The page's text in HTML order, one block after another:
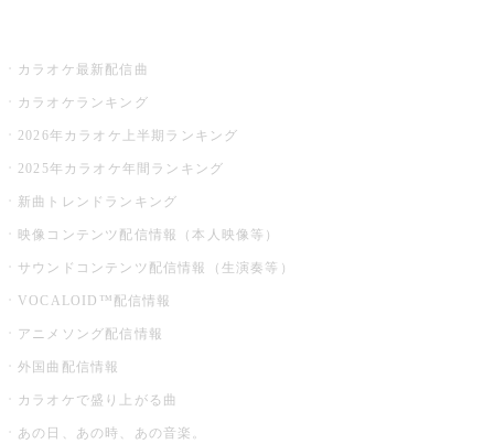
カラオケ最新配信曲
カラオケランキング
2026年カラオケ上半期ランキング
2025年カラオケ年間ランキング
新曲トレンドランキング
映像コンテンツ配信情報（本人映像等）
サウンドコンテンツ配信情報（生演奏等）
VOCALOID™配信情報
アニメソング配信情報
外国曲配信情報
カラオケで盛り上がる曲
あの日、あの時、あの音楽。